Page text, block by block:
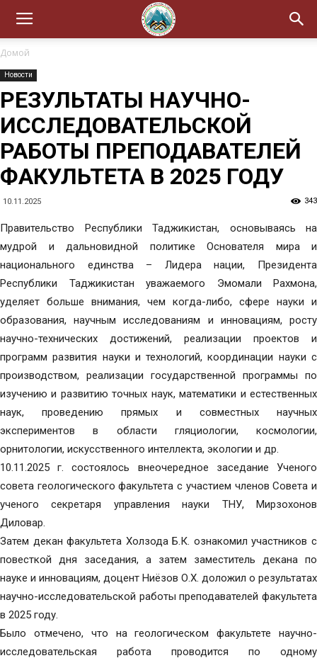
Домой
Новости
РЕЗУЛЬТАТЫ НАУЧНО-
ИССЛЕДОВАТЕЛЬСКОЙ
РАБОТЫ ПРЕПОДАВАТЕЛЕЙ
ФАКУЛЬТЕТА В 2025 ГОДУ
10.11.2025 343
Правительство Республики Таджикистан, основываясь на
мудрой и дальновидной политике Основателя мира и
национального единства – Лидера нации, Президента
Республики Таджикистан уважаемого Эмомали Рахмона,
уделяет больше внимания, чем когда-либо, сфере науки и
образования, научным исследованиям и инновациям, росту
научно-технических достижений, реализации проектов и
программ развития науки и технологий, координации науки с
производством, реализации государственной программы по
изучению и развитию точных наук, математики и естественных
наук, проведению прямых и совместных научных
экспериментов в области гляциологии, космологии,
орнитологии, искусственного интеллекта, экологии и др.
10.11.2025 г. состоялось внеочередное заседание Ученого
совета геологического факультета с участием членов Совета и
ученого секретаря управления науки ТНУ, Мирзохонов
Диловар.
Затем декан факультета Холзода Б.К. ознакомил участников с
повесткой дня заседания, а затем заместитель декана по
науке и инновациям, доцент Ниёзов О.Х. доложил о результатах
научно-исследовательской работы преподавателей факультета
в 2025 году.
Было отмечено, что на геологическом факультете научно-
исследовательская работа проводится по одному